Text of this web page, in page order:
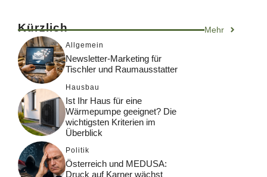
Kürzlich Mehr
Allgemein
Newsletter-Marketing für
Tischler und Raumausstatter
Hausbau
Ist Ihr Haus für eine
Wärmepumpe geeignet? Die
wichtigsten Kriterien im
Überblick
Politik
Österreich und MEDUSA:
Druck auf Karner wächst